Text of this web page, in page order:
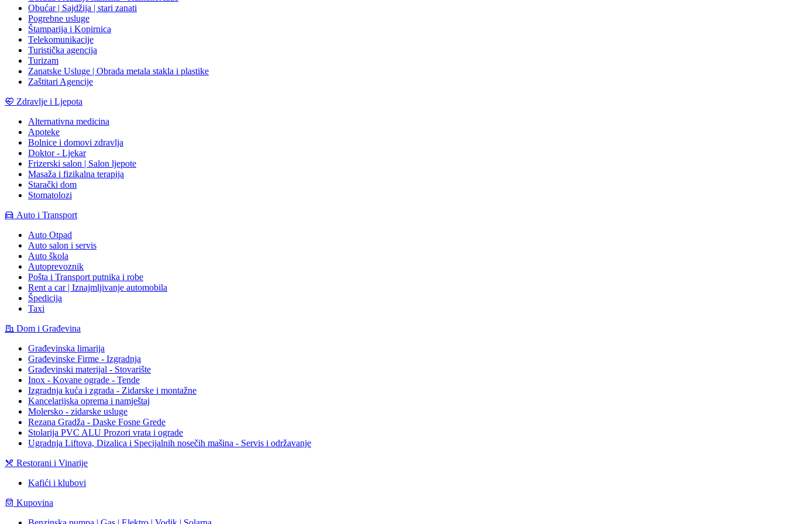
Obućar | Sajdžija | stari zanati
Pogrebne usluge
Štamparija i Kopirnica
Telekomunikacije
Turistička agencija
Turizam
Zanatske Usluge | Obrada metala stakla i plastike
Zaštitari Agencije
Zdravlje i Ljepota
Alternativna medicina
Apoteke
Bolnice i domovi zdravlja
Doktor - Ljekar
Frizerski salon | Salon ljepote
Masaža i fizikalna terapija
Starački dom
Stomatolozi
Auto i Transport
Auto Otpad
Auto salon i servis
Auto škola
Autoprevoznik
Pošta i Transport putnika i robe
Rent a car | Iznajmljivanje automobila
Špedicija
Taxi
Dom i Građevina
Građevinska limarija
Građevinske Firme - Izgradnja
Građevinski materijal - Stovarište
Inox - Kovane ograde - Tende
Izgradnja kuća i zgrada - Zidarske i montažne
Kancelarijska oprema i namještaj
Molersko - zidarske usluge
Rezana Gradža - Daske Fosne Grede
Stolarija PVC ALU Prozori vrata i ograde
Ugradnja Liftova, Dizalica i Specijalnih nosečih mašina - Servis i održavanje
Restorani i Vinarije
Kafići i klubovi
Kupovina